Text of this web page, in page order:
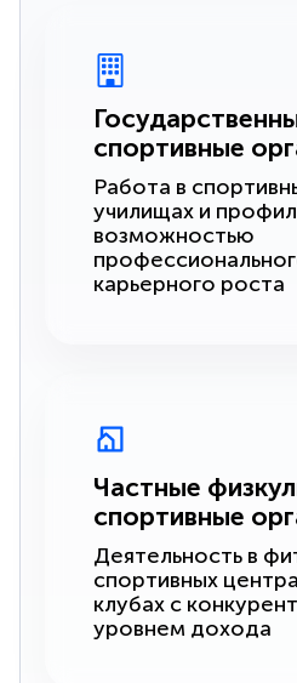
спортивные
Работа в
училищах и
возможностью
карьерного роста
Частные
спортивные
Деятельность в
спортивных
клубах с
уровнем дохода